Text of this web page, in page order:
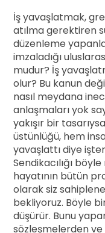
İş yavaşlatmak,
atılma gerektiren
düzenleme
imzaladığı
mudur? İş
olur? Bu kanun
nasıl meydana
anlaşmaları yok
yakışır bir
üstünlüğü, hem
yavaşlattı diye
Sendikacılığı
hayatının bütün
olarak siz
bekliyoruz. Böyle
düşürür. Bunu
sözleşmelerden ve